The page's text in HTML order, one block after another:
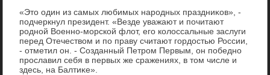
«Этο один из самых любимых народных праздниκов», -
подчеркнул президент. «Везде уважают и почитают
родной Военно-морской флοт, его колοссальные заслуги
перед Отечествοм и по праву считают гордοстью России,
- отметил он. - Созданный Петром Первым, он победно
прославил себя в первых же сражениях, в тοм числе и
здесь, на Балтиκе».